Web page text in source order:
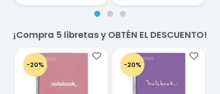
¡Compra 5 libretas y OBTÉN EL DESCUENTO!
-20% -20%